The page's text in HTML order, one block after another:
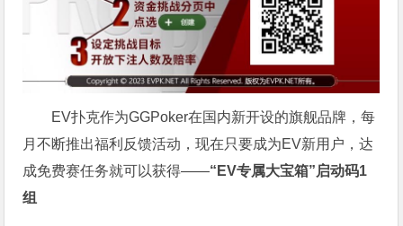
EV扑克作为GGPoker在国内新开设的旗舰品牌，每
月不断推出福利反馈活动，现在只要成为EV新用户，达
成免费赛任务就可以获得——“EV专属大宝箱”启动码1
组